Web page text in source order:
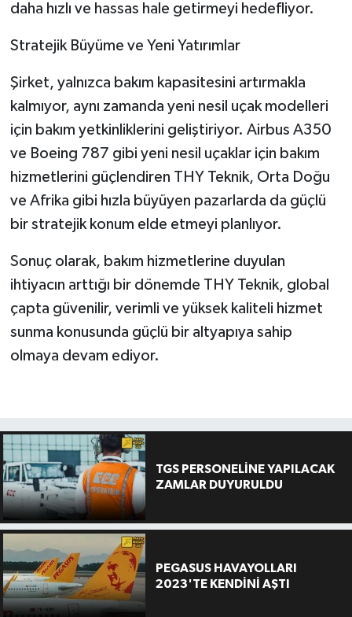
daha hızlı ve hassas hale getirmeyi hedefliyor.
Stratejik Büyüme ve Yeni Yatırımlar
Şirket, yalnızca bakım kapasitesini artırmakla
kalmıyor, aynı zamanda yeni nesil uçak modelleri
için bakım yetkinliklerini geliştiriyor. Airbus A350
ve Boeing 787 gibi yeni nesil uçaklar için bakım
hizmetlerini güçlendiren THY Teknik, Orta Doğu
ve Afrika gibi hızla büyüyen pazarlarda da güçlü
bir stratejik konum elde etmeyi planlıyor.
Sonuç olarak, bakım hizmetlerine duyulan
ihtiyacın arttığı bir dönemde THY Teknik, global
çapta güvenilir, verimli ve yüksek kaliteli hizmet
sunma konusunda güçlü bir altyapıya sahip
olmaya devam ediyor.
TGS PERSONELİNE YAPILACAK
ZAMLAR DUYURULDU
PEGASUS HAVAYOLLARI
2023'TE KENDİNİ AŞTI